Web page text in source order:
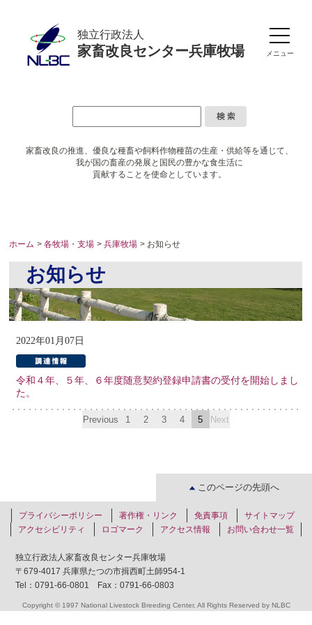
独立行政法人
家畜改良センター兵庫牧場 メニュー
家畜改良の推進、優良な種畜や飼料作物種苗の生産・供給等を通じて、
我が国の畜産の発展と国民の豊かな食生活に
貢献することを使命としています。
ホーム >各牧場・支場 >兵庫牧場 > お知らせ
お知らせ
2022年01月07日
令和４年、５年、６年度随意契約登録申請書の受付を開始しまし
た。
Previous 1 2 3 4 5 Next
このページの先頭へ
プライバシーポリシー 著作権・リンク 免責事項
サイトマップ
アクセシビリティ
ロゴマーク アクセス情報 お問い合わせ一覧
独立行政法人家畜改良センター兵庫牧場
〒679-4017 兵庫県たつの市揖西町土師954-1
Tel：0791-66-0801 Fax：0791-66-0803
Copyright © 1997 National Livestock Breeding Center, All Rights Reserved by NLBC